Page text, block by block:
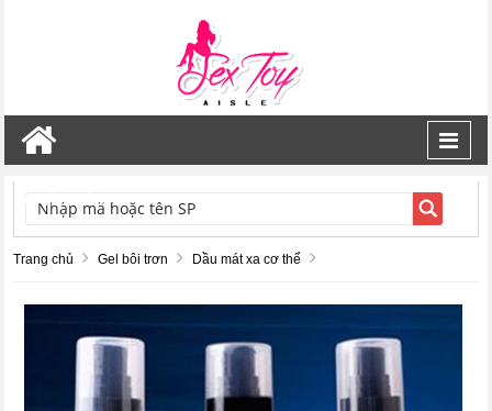
TÌM KIẾM
Trang chủ Gel bôi trơn Dầu mát xa cơ thể